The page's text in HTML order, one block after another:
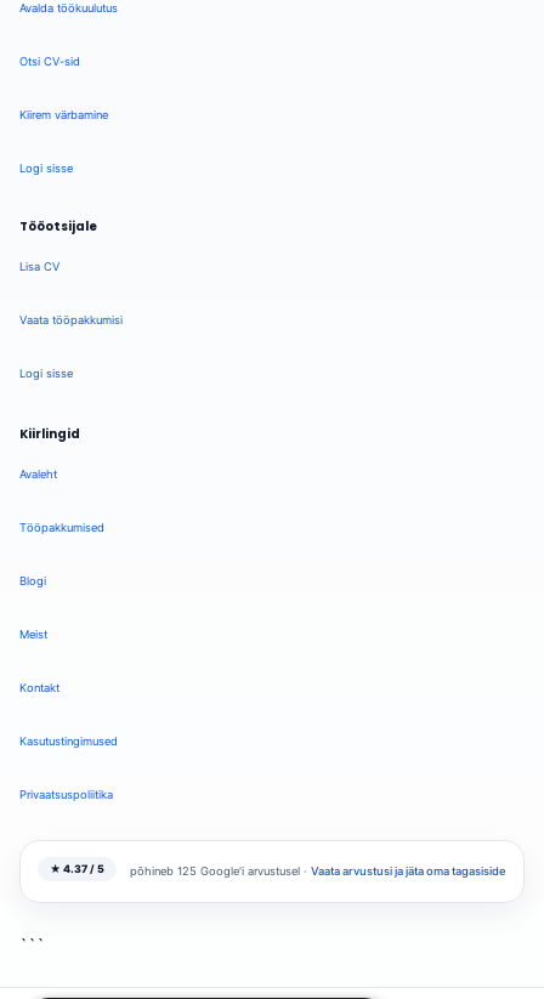
Avalda töökuulutus
Otsi CV-sid
Kiirem värbamine
Logi sisse
Tööotsijale
Lisa CV
Vaata tööpakkumisi
Logi sisse
Kiirlingid
Avaleht
Tööpakkumised
Blogi
Meist
Kontakt
Kasutustingimused
Privaatsuspoliitika
★ 4.37 / 5 põhineb 125 Google'i arvustusel · Vaata arvustusi ja jäta oma tagasiside
```